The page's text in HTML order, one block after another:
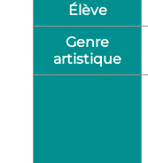
Élève
Genre
artistique